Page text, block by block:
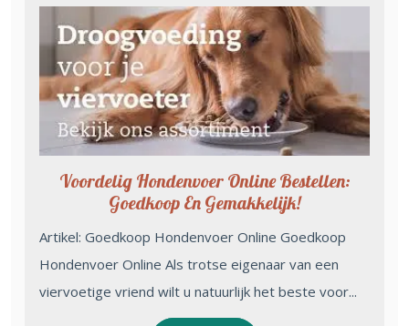
Voordelig Hondenvoer Online Bestellen:
Goedkoop En Gemakkelijk!
Artikel: Goedkoop Hondenvoer Online Goedkoop
Hondenvoer Online Als trotse eigenaar van een
viervoetige vriend wilt u natuurlijk het beste voor...